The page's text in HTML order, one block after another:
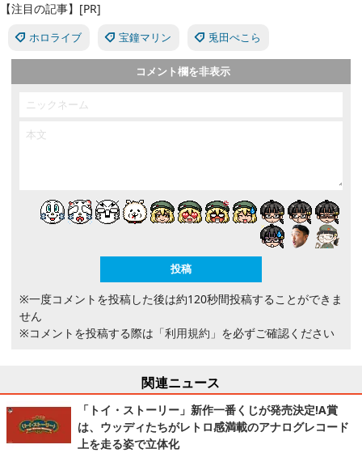
【注目の記事】[PR]
ホロライブ 宝鐘マリン 兎田ぺこら
コメント欄を非表示
※一度コメントを投稿した後は約120秒間投稿することができま
せん
※コメントを投稿する際は 「利用規約」 を必ずご確認ください
関連ニュース
「トイ・ストーリー」新作一番くじが発売決定!A賞
は、ウッディたちがレトロ感満載のアナログレコード
上を走る姿で立体化